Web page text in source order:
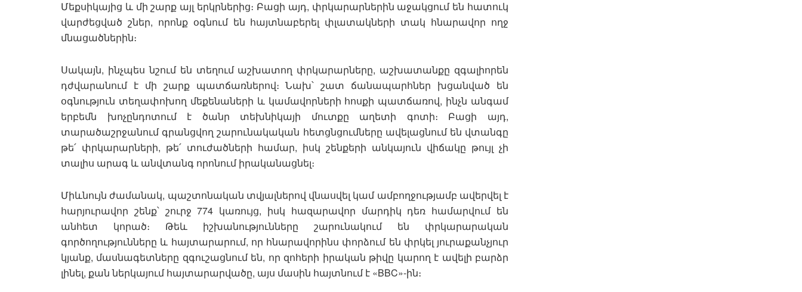
Մեքսիկայից և մի շարք այլ երկրներից։ Բացի այդ, փրկարարներին աջակցում են հատուկ
վարժեցված շներ, որոնք օգնում են հայտնաբերել փլատակների տակ հնարավոր ողջ
մնացածներին։
Սակայն, ինչպես նշում են տեղում աշխատող փրկարարները, աշխատանքը զգալիորեն
դժվարանում է մի շարք պատճառներով։ Նախ՝ շատ ճանապարհներ խցանված են
օգնություն տեղափոխող մեքենաների և կամավորների հոսքի պատճառով, ինչն անգամ
երբեմն խոչընդոտում է ծանր տեխնիկայի մուտքը աղետի գոտի։ Բացի այդ,
տարածաշրջանում գրանցվող շարունակական հետցնցումները ավելացնում են վտանգը
թե՛ փրկարարների, թե՛ տուժածների համար, իսկ շենքերի անկայուն վիճակը թույլ չի
տալիս արագ և անվտանգ որոնում իրականացնել։
Միևնույն ժամանակ, պաշտոնական տվյալներով վնասվել կամ ամբողջությամբ ավերվել է
հարյուրավոր շենք՝ շուրջ 774 կառույց, իսկ հազարավոր մարդիկ դեռ համարվում են
անհետ կորած։ Թեև իշխանությունները շարունակում են փրկարարական
գործողությունները և հայտարարում, որ հնարավորինս փորձում են փրկել յուրաքանչյուր
կյանք, մասնագետները զգուշացնում են, որ զոհերի իրական թիվը կարող է ավելի բարձր
լինել, քան ներկայում հայտարարվածը, այս մասին հայտնում է «BBC»-ին։